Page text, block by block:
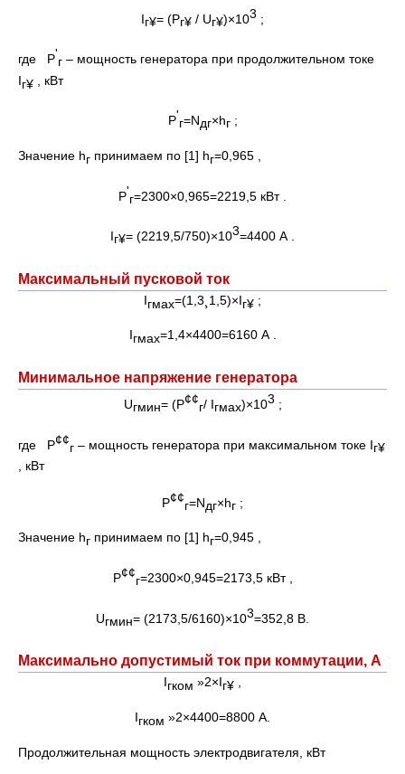
Iг¥= (Рг¥ / Uг¥)×103 ;
где Р'
г – мощность генератора при продолжительном токе
Iг¥ , кВт
Р'
г=Nдг×hг;
Значение hг принимаем по [1] hг=0,965 ,
Р'
г=2300×0,965=2219,5 кВт .
Iг¥= (2219,5/750)×103=4400 А .
Максимальный пусковой ток
Iгмах=(1,3¸1,5)×Iг¥ ;
Iгмах=1,4×4400=6160 А .
Минимальное напряжение генератора
Uгмин= (Р¢¢
г/ Iгмах)×103 ;
где Р¢¢
г – мощность генератора при максимальном токе Iг¥
, кВт
Р¢¢
г=Nдг×hг ;
Значение hг принимаем по [1] hг=0,945 ,
Р¢¢
г=2300×0,945=2173,5 кВт ,
Uгмин= (2173,5/6160)×103=352,8 В.
Максимально допустимый ток при коммутации, А
Iгком »2×Iг¥
Iгком »2×4400=8800 А.
Продолжительная мощность электродвигателя, кВт